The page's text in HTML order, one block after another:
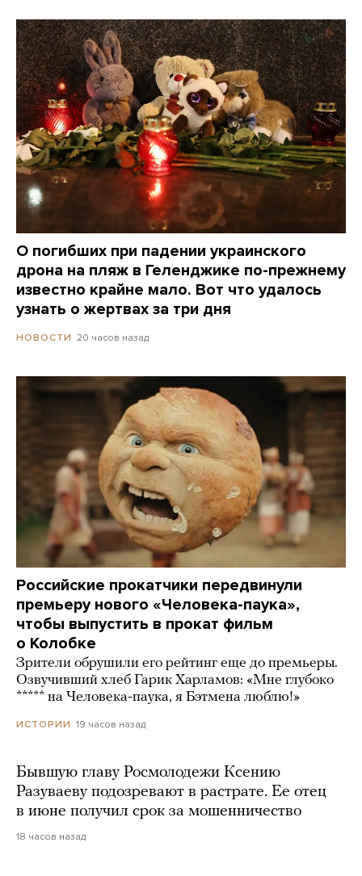
О погибших при падении украинского
дрона на пляж в Геленджике по-прежнему
известно крайне мало. Вот что удалось
узнать о жертвах за три дня
НОВОСТИ 20 часов назад
Российские прокатчики передвинули
премьеру нового «Человека-паука»,
чтобы выпустить в прокат фильм
о Колобке
Зрители обрушили его рейтинг еще до премьеры.
Озвучивший хлеб Гарик Харламов: «Мне глубоко
***** на Человека-паука, я Бэтмена люблю!»
ИСТОРИИ 19 часов назад
Бывшую главу Росмолодежи Ксению
Разуваеву подозревают в растрате. Ее отец
в июне получил срок за мошенничество
18 часов назад